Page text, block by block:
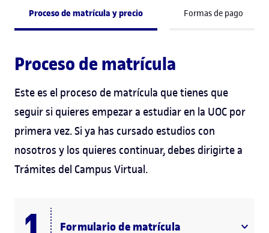
Proceso de matrícula y precio Formas de pago
Proceso de matrícula
Este es el proceso de matrícula que tienes que
seguir si quieres empezar a estudiar en la UOC por
primera vez. Si ya has cursado estudios con
nosotros y los quieres continuar, debes dirigirte a
Trámites del Campus Virtual.
Formulario de matrícula